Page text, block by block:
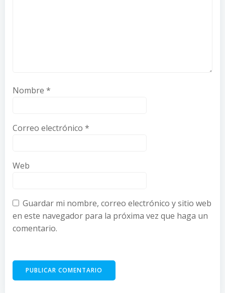
Nombre *
Correo electrónico *
Web
Guardar mi nombre, correo electrónico y sitio web
en este navegador para la próxima vez que haga un
comentario.